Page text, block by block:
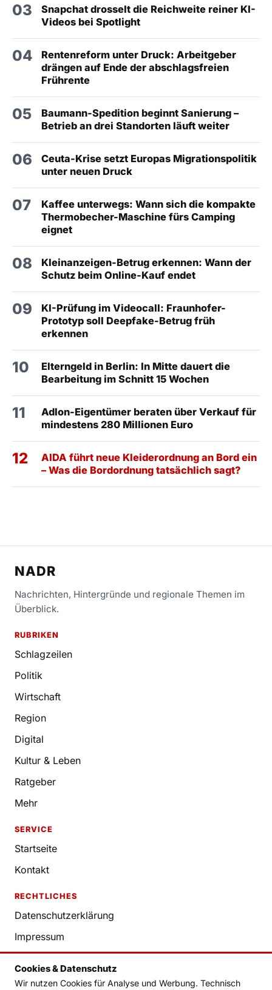
Cookies & Datenschutz
Wir nutzen Cookies für Analyse und Werbung. Technisch
03
Snapchat drosselt die Reichweite reiner KI-
Videos bei Spotlight
04
Rentenreform unter Druck: Arbeitgeber
drängen auf Ende der abschlagsfreien
Frührente
05
Baumann-Spedition beginnt Sanierung –
Betrieb an drei Standorten läuft weiter
06
Ceuta-Krise setzt Europas Migrationspolitik
unter neuen Druck
07
Kaffee unterwegs: Wann sich die kompakte
Thermobecher-Maschine fürs Camping
eignet
08
Kleinanzeigen-Betrug erkennen: Wann der
Schutz beim Online-Kauf endet
09
KI-Prüfung im Videocall: Fraunhofer-
Prototyp soll Deepfake-Betrug früh
erkennen
10
Elterngeld in Berlin: In Mitte dauert die
Bearbeitung im Schnitt 15 Wochen
11
Adlon-Eigentümer beraten über Verkauf für
mindestens 280 Millionen Euro
12
AIDA führt neue Kleiderordnung an Bord ein
– Was die Bordordnung tatsächlich sagt?
NADR
Nachrichten, Hintergründe und regionale Themen im
Überblick.
RUBRIKEN
Schlagzeilen
Politik
Wirtschaft
Region
Digital
Kultur & Leben
Ratgeber
Mehr
SERVICE
Startseite
Kontakt
RECHTLICHES
Datenschutzerklärung
Impressum
Nutzungsbedingungen
Redaktion